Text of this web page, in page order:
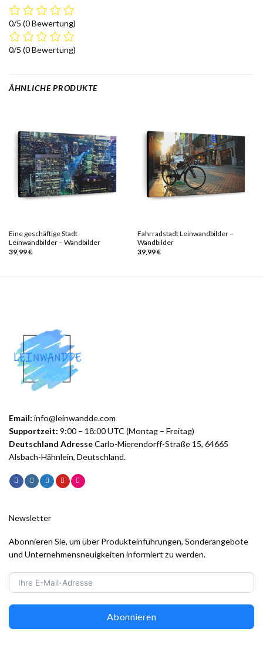
0/5 (0 Bewertung)
0/5 (0 Bewertung)
ÄHNLICHE PRODUKTE
Eine geschäftige Stadt
Leinwandbilder – Wandbilder
39,99€
Fahrradstadt Leinwandbilder –
Wandbilder
39,99€
Email: info@leinwandde.com
Supportzeit: 9:00 – 18:00 UTC (Montag – Freitag)
Deutschland AdresseCarlo-Mierendorff-Straße 15, 64665
Alsbach-Hähnlein, Deutschland.
Newsletter
Abonnieren Sie, um über Produkteinführungen, Sonderangebote
und Unternehmensneuigkeiten informiert zu werden.
Abonnieren